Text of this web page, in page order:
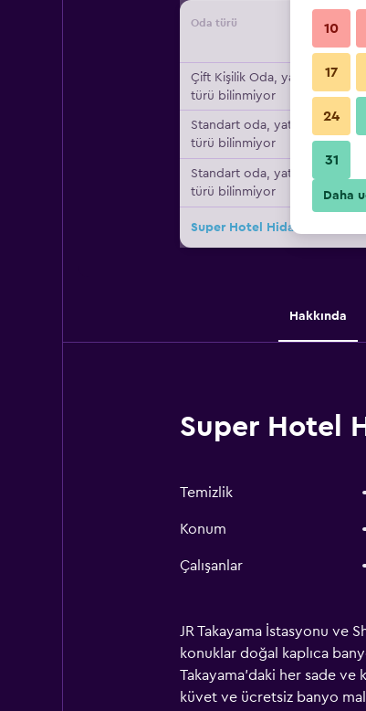
Oda türü
Çift ​Kişilik Oda, yatak
türü bilinmiyor
Standart oda, yatak
türü bilinmiyor
Standart oda, yatak
türü bilinmiyor
Super Hotel Hida Takayama
Hakkında
Super Hotel
Temizlik
Konum
Çalışanlar
JR Takayama İstasyonu ve
konuklar doğal kaplıca
Takayama'daki her sade ve
küvet ve ücretsiz banyo
10
17
24
31
Daha